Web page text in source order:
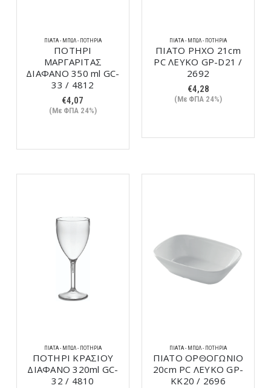
ΠΙΆΤΑ - ΜΠΩΛ - ΠΟΤΉΡΙΑ
ΠΟΤΗΡΙ
ΜΑΡΓΑΡΙΤΑΣ
ΔΙΑΦΑΝΟ 350 ml GC-
33 / 4812
€4,07
(Με ΦΠΑ 24%)
ΠΙΆΤΑ - ΜΠΩΛ - ΠΟΤΉΡΙΑ
ΠΙΑΤΟ ΡΗΧΟ 21cm
PC ΛΕΥΚΟ GP-D21 /
2692
€4,28
(Με ΦΠΑ 24%)
ΠΙΆΤΑ - ΜΠΩΛ - ΠΟΤΉΡΙΑ
ΠΟΤΗΡΙ ΚΡΑΣΙΟΥ
ΔΙΑΦΑΝΟ 320ml GC-
32 / 4810
ΠΙΆΤΑ - ΜΠΩΛ - ΠΟΤΉΡΙΑ
ΠΙΑΤΟ ΟΡΘΟΓΩΝΙΟ
20cm PC ΛΕΥΚΟ GP-
KK20 / 2696